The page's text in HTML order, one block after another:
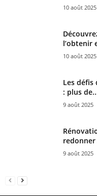
10 août 2025
l’obtenir
10 août 2025
Les
: plus
9 août 2025
9 août 2025